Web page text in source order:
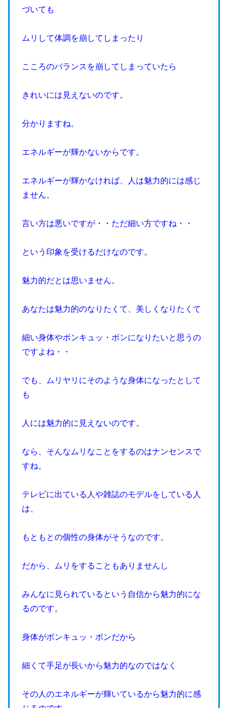
づいても
ムリして体調を崩してしまったり
こころのバランスを崩してしまっていたら
きれいには見えないのです。
分かりますね。
エネルギーが輝かないからです。
エネルギーが輝かなければ、人は魅力的には感じ
ません。
言い方は悪いですが・・ただ細い方ですね・・
という印象を受けるだけなのです。
魅力的だとは思いません。
あなたは魅力的のなりたくて、美しくなりたくて
細い身体やボンキュッ・ボンになりたいと思うの
ですよね・・
でも、ムリヤリにそのような身体になったとして
も
人には魅力的に見えないのです。
なら、そんなムリなことをするのはナンセンスで
すね。
テレビに出ている人や雑誌のモデルをしている人
は、
もともとの個性の身体がそうなのです。
だから、ムリをすることもありませんし
みんなに見られているという自信から魅力的にな
るのです。
身体がボンキュッ・ボンだから
細くて手足が長いから魅力的なのではなく
その人のエネルギーが輝いているから魅力的に感